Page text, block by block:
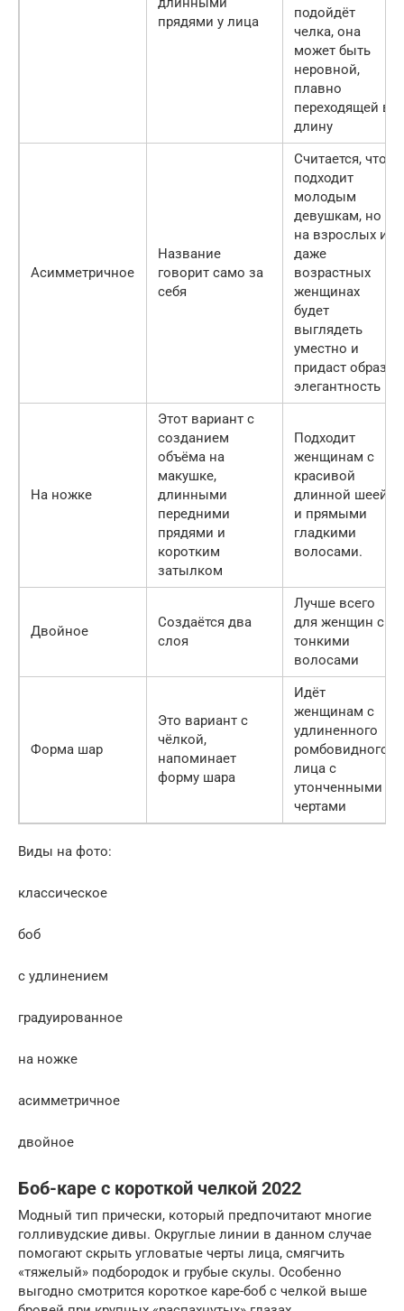
прядями у лица
подойдёт
челка, она
может быть
неровной,
плавно
переходящей в
длину
Асимметричное
Название
говорит само за
себя
Считается, что
подходит
молодым
девушкам, но и
на взрослых и
даже
возрастных
женщинах
будет
выглядеть
уместно и
придаст образу
элегантность
На ножке
Этот вариант с
созданием
объёма на
макушке,
длинными
передними
прядями и
коротким
затылком
Подходит
женщинам с
красивой
длинной шеей
и прямыми
гладкими
волосами.
Двойное
Создаётся два
слоя
Лучше всего
для женщин с
тонкими
волосами
Форма шар
Это вариант с
чёлкой,
напоминает
форму шара
Идёт
женщинам с
удлиненного
ромбовидного
лица с
утонченными
чертами
Виды на фото:
классическое
боб
с удлинением
градуированное
на ножке
асимметричное
двойное
Боб-каре с короткой челкой 2022
Модный тип прически, который предпочитают многие
голливудские дивы. Округлые линии в данном случае
помогают скрыть угловатые черты лица, смягчить
«тяжелый» подбородок и грубые скулы. Особенно
выгодно смотрится короткое каре-боб с челкой выше